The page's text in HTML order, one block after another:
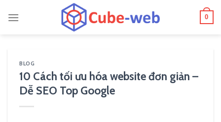
0
BLOG
10 Cách tối ưu hóa website đơn giản –
Dễ SEO Top Google